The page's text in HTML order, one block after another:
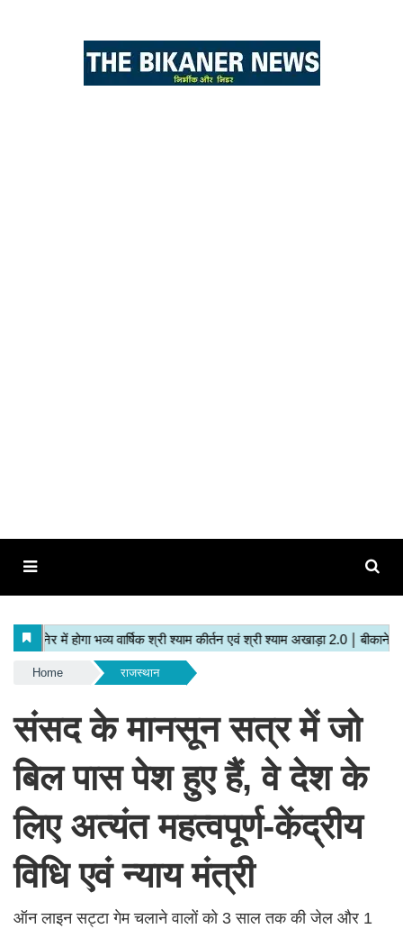
Home राजस्थान
संसद के मानसून सत्र में जो
बिल पास पेश हुए हैं, वे देश के
लिए अत्यंत महत्वपूर्ण-केंद्रीय
विधि एवं न्याय मंत्री
ऑन लाइन सट्टा गेम चलाने वालों को 3 साल तक की जेल और 1